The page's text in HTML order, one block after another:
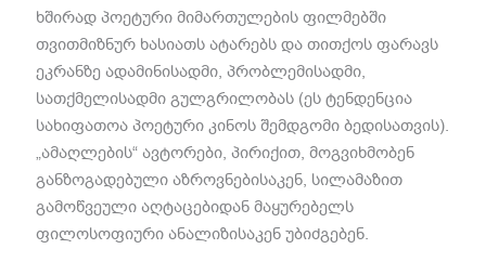
ხშირად პოეტური მიმართულების ფილმებში
თვითმიზნურ ხასიათს ატარებს და თითქოს ფარავს
ეკრანზე ადამინისადმი, პრობლემისადმი,
სათქმელისადმი გულგრილობას (ეს ტენდენცია
სახიფათოა პოეტური კინოს შემდგომი ბედისათვის).
„ამაღლების“ ავტორები, პირიქით, მოგვიხმობენ
განზოგადებული აზროვნებისაკენ, სილამაზით
გამოწვეული აღტაცებიდან მაყურებელს
ფილოსოფიური ანალიზისაკენ უბიძგებენ.